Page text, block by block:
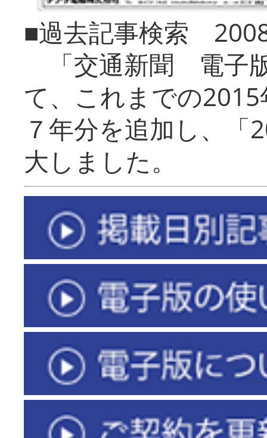
■過去記事検索
「交通新聞 電子
て、これまでの
７年分を追加し、「
大しまし